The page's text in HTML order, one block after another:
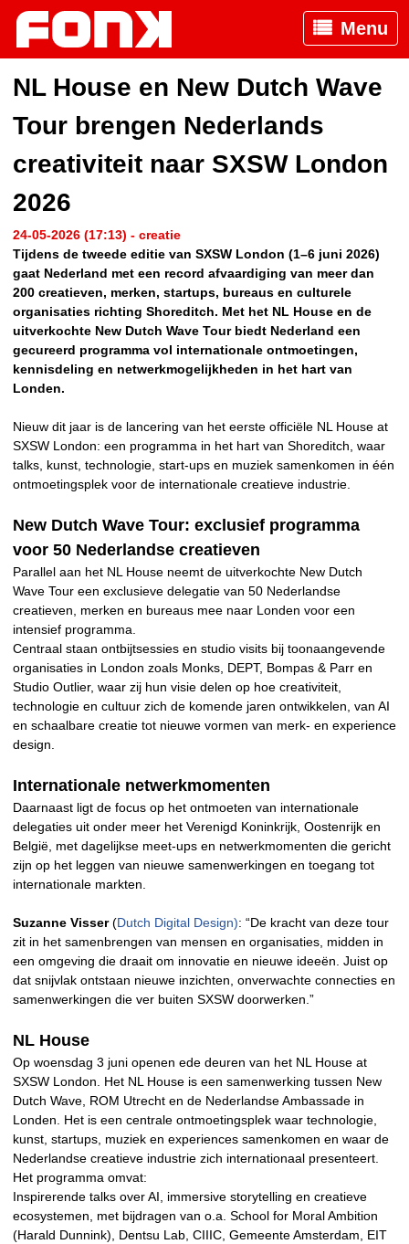
Menu
NL House en New Dutch Wave
Tour brengen Nederlands
creativiteit naar SXSW London
2026
24-05-2026 (17:13) - creatie
Tijdens de tweede editie van SXSW London (1–6 juni 2026)
gaat Nederland met een record afvaardiging van meer dan
200 creatieven, merken, startups, bureaus en culturele
organisaties richting Shoreditch. Met het NL House en de
uitverkochte New Dutch Wave Tour biedt Nederland een
gecureerd programma vol internationale ontmoetingen,
kennisdeling en netwerkmogelijkheden in het hart van
Londen.
Nieuw dit jaar is de lancering van het eerste officiële NL House at
SXSW London: een programma in het hart van Shoreditch, waar
talks, kunst, technologie, start-ups en muziek samenkomen in één
ontmoetingsplek voor de internationale creatieve industrie.
New Dutch Wave Tour: exclusief programma
voor 50 Nederlandse creatieven
Parallel aan het NL House neemt de uitverkochte New Dutch
Wave Tour een exclusieve delegatie van 50 Nederlandse
creatieven, merken en bureaus mee naar Londen voor een
intensief programma.
Centraal staan ontbijtsessies en studio visits bij toonaangevende
organisaties in London zoals Monks, DEPT, Bompas & Parr en
Studio Outlier, waar zij hun visie delen op hoe creativiteit,
technologie en cultuur zich de komende jaren ontwikkelen, van AI
en schaalbare creatie tot nieuwe vormen van merk- en experience
design.
Internationale netwerkmomenten
Daarnaast ligt de focus op het ontmoeten van internationale
delegaties uit onder meer het Verenigd Koninkrijk, Oostenrijk en
België, met dagelijkse meet-ups en netwerkmomenten die gericht
zijn op het leggen van nieuwe samenwerkingen en toegang tot
internationale markten.
Suzanne Visser(Dutch Digital Design): “De kracht van deze tour
zit in het samenbrengen van mensen en organisaties, midden in
een omgeving die draait om innovatie en nieuwe ideeën. Juist op
dat snijvlak ontstaan nieuwe inzichten, onverwachte connecties en
samenwerkingen die ver buiten SXSW doorwerken.”
NL House
Op woensdag 3 juni openen ede deuren van het NL House at
SXSW London. Het NL House is een samenwerking tussen New
Dutch Wave, ROM Utrecht en de Nederlandse Ambassade in
Londen. Het is een centrale ontmoetingsplek waar technologie,
kunst, startups, muziek en experiences samenkomen en waar de
Nederlandse creatieve industrie zich internationaal presenteert.
Het programma omvat:
Inspirerende talks over AI, immersive storytelling en creatieve
ecosystemen, met bijdragen van o.a. School for Moral Ambition
(Harald Dunnink), Dentsu Lab, CIIIC, Gemeente Amsterdam, EIT